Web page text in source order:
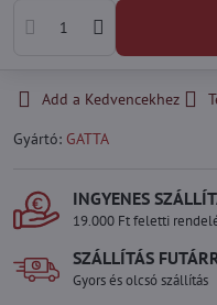
Add a Kedvencekhez
Gyártó: GATTA
INGYENES
19.000 Ft feletti
SZÁLLÍTÁS
Gyors és olcsó szállítás